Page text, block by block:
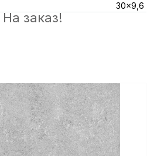
30x9,6
На заказ!